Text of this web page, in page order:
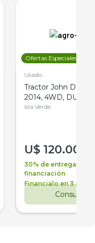
Ofertas Especiales
Usado
Tractor John Deere
2014, 4WD, DUAL
Isla Verde
U$ 120.000
30% de entrega +
financiación
Financialo en 3 años
Consultar